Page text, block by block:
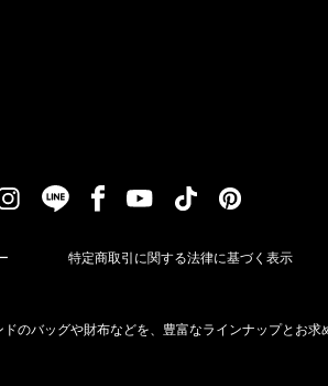
特定商取引に関する法律に基づく表示
バッグや財布などを、豊富なラインナップとお求